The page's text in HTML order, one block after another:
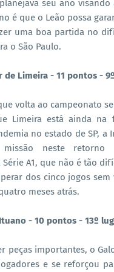
seu ano visando
é que o Leão possa
uma boa partida no
o São Paulo.
de Limeira - 11 pontos -
volta ao campeonato
Limeira está ainda na
no estado de SP, a
neste retorno
A1, que não é tão
dos cinco jogos
meses atrás.
Ituano - 10 pontos - 13º
peças importantes, o
e se reforçou